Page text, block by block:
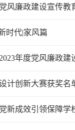
风廉政建设宣传教
时代|家风篇
年度党风廉政
计创新大赛获奖名